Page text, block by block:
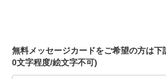
無料メッセージカードをご希望の方は
0文字程度/絵文字不可)